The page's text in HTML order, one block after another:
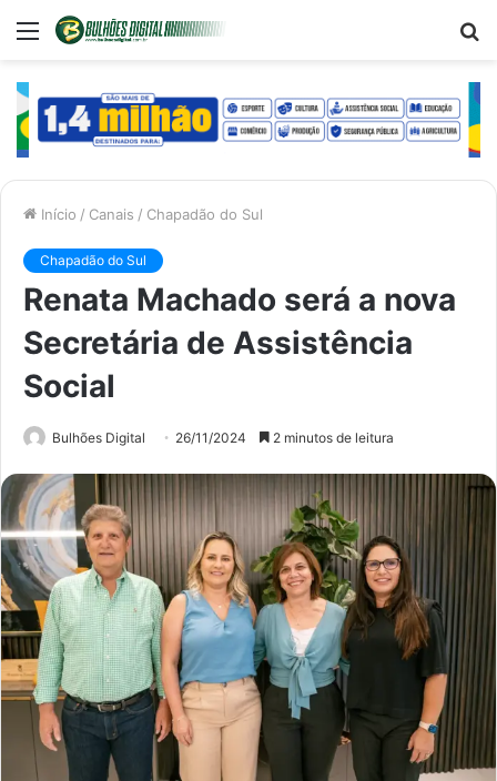
Menu
Início / Canais / Chapadão do Sul
Chapadão do Sul
Renata Machado será a nova
Secretária de Assistência
Social
Bulhões Digital 26/11/2024 2 minutos de leitura